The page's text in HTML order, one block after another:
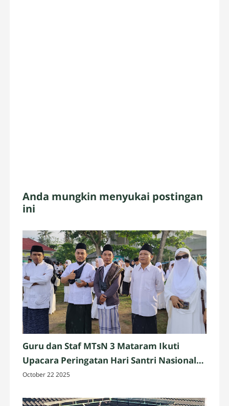
Anda mungkin menyukai postingan
ini
Guru dan Staf MTsN 3 Mataram Ikuti
Upacara Peringatan Hari Santri Nasional
2025 di Penujak, Lombok Tengah
October 22 2025